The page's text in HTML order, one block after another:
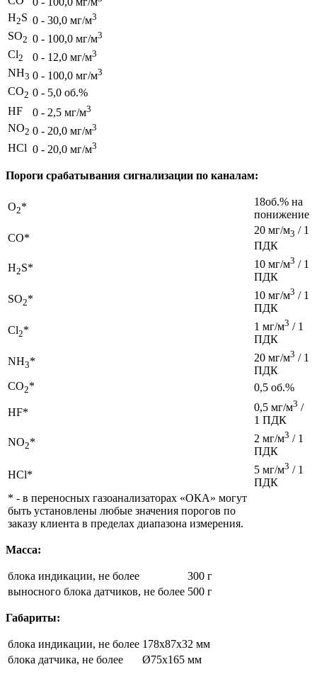
H2S 0 - 30,0 мг/м3
SO2 0 - 100,0 мг/м3
Cl2 0 - 12,0 мг/м3
NH3 0 - 100,0 мг/м3
CO2 0 - 5,0 об.%
HF
0 - 2,5 мг/м3
NO2 0 - 20,0 мг/м3
HCl 0 - 20,0 мг/м3
Пороги срабатывания сигнализации по каналам:
O2*
18об.% на
понижение
CO*
20 мг/м3 / 1
ПДК
H2S* 10 мг/м3 / 1
ПДК
SO2* 10 мг/м3 / 1
ПДК
Cl2* 1 мг/м3 / 1
ПДК
NH3* 20 мг/м3 / 1
ПДК
CO2* 0,5 об.%
HF* 0,5 мг/м3 /
1 ПДК
NO2* 2 мг/м3 / 1
ПДК
HCl*
5 мг/м3 / 1
ПДК
* - в переносных газоанализаторах «ОКА» могут
быть установлены любые значения порогов по
заказу клиента в пределах диапазона измерения.
Масса:
блока индикации, не более
300 г
выносного блока датчиков, не более 500 г
Габариты:
блока индикации, не более 178x87x32 мм
блока датчика, не более
Ø75x165 мм